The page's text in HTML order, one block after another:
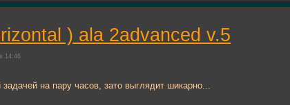
) ala 2advanced v.5
14:46
на пару часов, зато выглядит шикарно...